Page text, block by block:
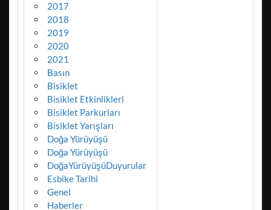
2017
2018
2019
2020
2021
Basın
Bisiklet
Bisiklet Etkinlikleri
Bisiklet Parkurları
Bisiklet Yarışları
Doğa Yürüyüşü
Doğa Yürüyüşü
DoğaYürüyüşüDuyurular
Esbike Tarihi
Genel
Haberler